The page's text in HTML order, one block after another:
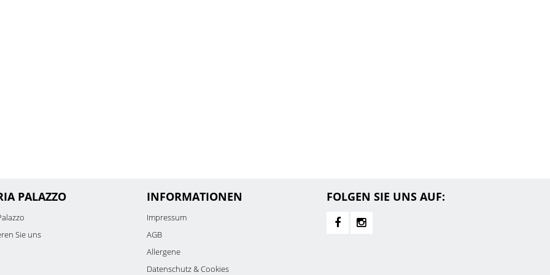
FOLGEN SIE UNS AUF:
PALAZZO
Sie uns
INFORMATIONEN
Impressum
AGB
Allergene
Datenschutz & Cookies